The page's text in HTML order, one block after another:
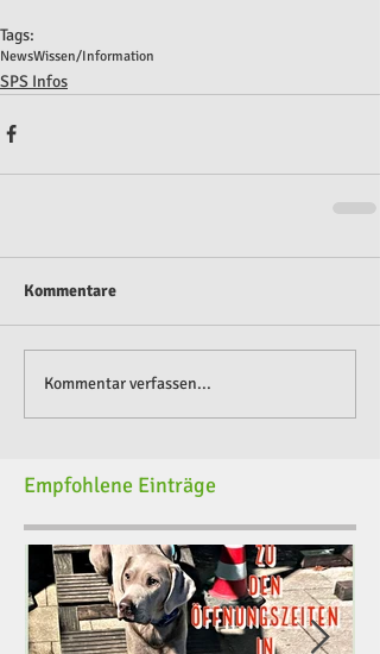
Tags:
NewsWissen/Information
SPS Infos
Kommentare
Kommentar verfassen...
Empfohlene Einträge